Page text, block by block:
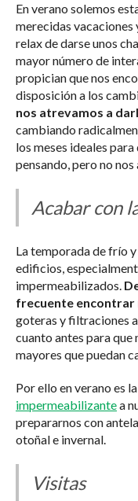
En verano solemos
merecidas vacaciones
relax de darse unos
mayor número de
propician que nos
disposición a los
nos atrevamos a
cambiando
los meses ideales
pensando, pero no
Acabar con
La temporada de frío
edificios,
impermeabilizados.
frecuente encontrar
goteras y filtraciones
cuanto antes para que
mayores que puedan
Por ello en verano es
impermeabilizantea
prepararnos con
otoñal e invernal.
Visitas